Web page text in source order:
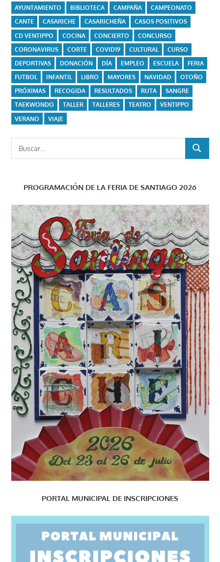
AYUNTAMIENTO BIBLIOTECA CAMPAÑA
CAMPEONATO
CANTE
CASARICHE CASARICHEÑA
CASOS POSITIVOS
CD VENTIPPO
COCINA CONCIERTO
CONCURSO
CORONAVIRUS
CORTE COVID19 CULTURAL
CURSO
DEPORTIVAS
DONACIÓN DÍA EMPLEO ESCUELA
FERIA
FUTBOL
INFANTIL LIBRO MAYORES NAVIDAD
OTOÑO
PRÓXIMAS
RECOGIDA RESULTADOS RUTA
SANGRE
TAEKWONDO
TALLER TALLERES TEATRO
VENTIPPO
VERANO
VIAJE
BUSCAR
PROGRAMACIÓN DE LA FERIA DE SANTIAGO 2026
PORTAL MUNICIPAL DE INSCRIPCIONES